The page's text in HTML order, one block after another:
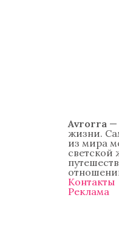
Avrorra —
жизни.
из мира
светской
Контакты
Реклама